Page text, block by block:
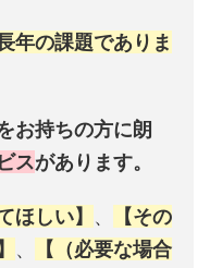
年の課題でありま
お持ちの方に朗
スがあります。
ほしい】 、
【その
、
【（必要な場合